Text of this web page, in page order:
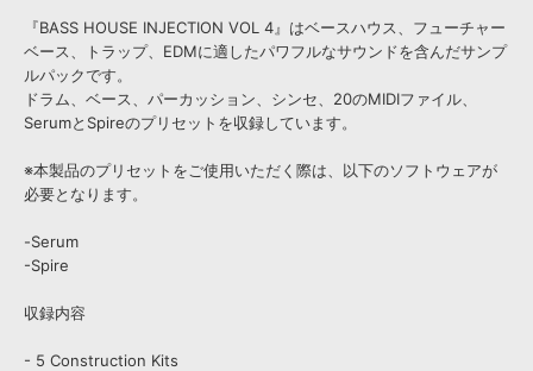
『BASS HOUSE INJECTION VOL 4』はベースハウス、フューチャー
ベース、トラップ、EDMに適したパワフルなサウンドを含んだサンプ
ルパックです。
ドラム、ベース、パーカッション、シンセ、20のMIDIファイル、
SerumとSpireのプリセットを収録しています。
※本製品のプリセットをご使用いただく際は、以下のソフトウェアが
必要となります。
-Serum
-Spire
収録内容
- 5 Construction Kits